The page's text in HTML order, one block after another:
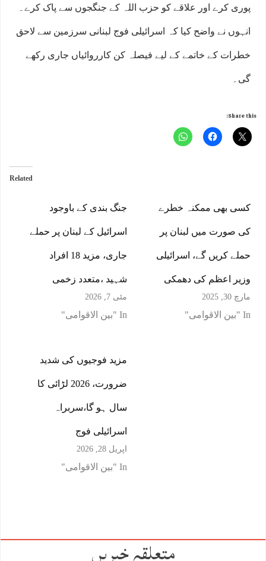
پوری کرے اور علاقے کو حزب اللہ کے جنگجوں سے پاک کرے۔
انہوں نے واضح کیا کہ اسرائیلی فوج لبنانی سرزمین سے لاحق
خطرات کے خاتمے کے لیے فیصلہ کن کارروائیاں جاری رکھے
گی۔
Share this:
Related
جنگ بندی کے باوجود
اسرائیل کے لبنان پر حملے
جاری، مزید 18 افراد
شہید ،متعدد زخمی
مئی 7, 2026
In "بین الاقوامی"
کسی بھی ممکنہ خطرے
کی صورت میں لبنان پر
حملے کریں گے، اسرائیلی
وزیر اعظم کی دھمکی
مارچ 30, 2025
In "بین الاقوامی"
مزید فوجیوں کی شدید
ضرورت، 2026 لڑائی کا
سال ہو گا،سربراہ
اسرائیلی فوج
اپریل 28, 2026
In "بین الاقوامی"
متعلقہ خبریں